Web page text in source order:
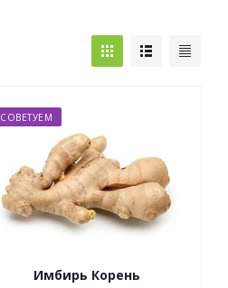
СОВЕТУЕМ
Имбирь Корень